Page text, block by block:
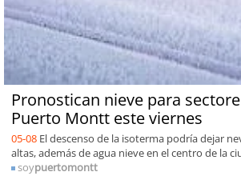
Pronostican nieve para
Puerto Montt este viernes
05-08 El descenso de la isoterma podría dejar
altas, además de agua nieve en el centro de la
soypuertomontt